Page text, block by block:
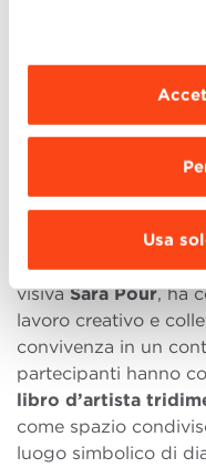
modificare le
scegliere le
Usa
che BBS promuove
“L’ARTE DELLA
LABORATORIO
CRESCERE
Tra le attività più
Building Workshop
guidato dal regista
visivaSara Pour, ha
lavoro creativo e
convivenza in un
partecipanti hanno
libro d’artista
come spazio
luogo simbolico di